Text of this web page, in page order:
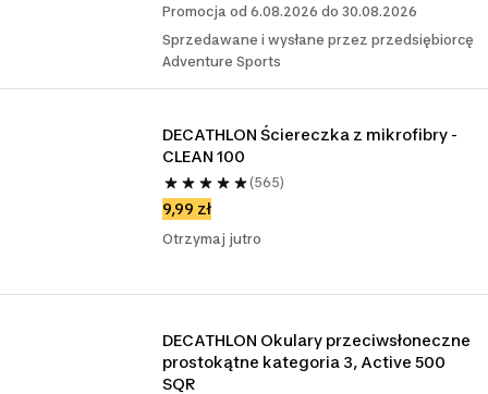
Promocja od 6.08.2026 do 30.08.2026
Sprzedawane i wysłane przez przedsiębiorcę
Adventure Sports
DECATHLON Ściereczka z mikrofibry -
CLEAN 100
(565)
9,99 zł
Otrzymaj jutro
DECATHLON Okulary przeciwsłoneczne
prostokątne kategoria 3, Active 500
SQR